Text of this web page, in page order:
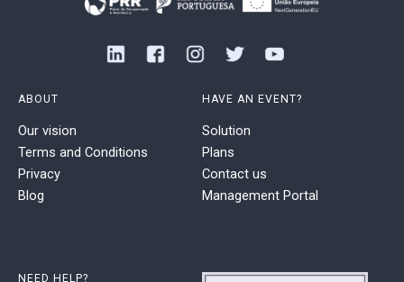
ABOUT
Our vision
Terms and Conditions
Privacy
Blog
HAVE AN EVENT?
Solution
Plans
Contact us
Management Portal
NEED HELP?